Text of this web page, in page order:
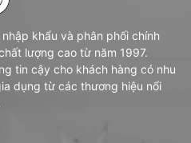
khẩu và phân phối chính
lượng cao từ năm 1997.
tin cậy cho khách hàng có nhu
dụng từ các thương hiệu nổi